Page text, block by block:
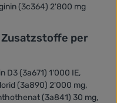
(3c364) 2'800 mg
per
D3 (3a671) 1'000 IE,
(3a890) 2'000 mg,
(3a841) 30 mg,